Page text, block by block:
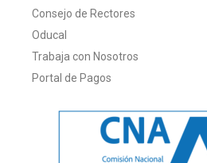
Consejo de Rectores
Oducal
Trabaja con Nosotros
Portal de Pagos